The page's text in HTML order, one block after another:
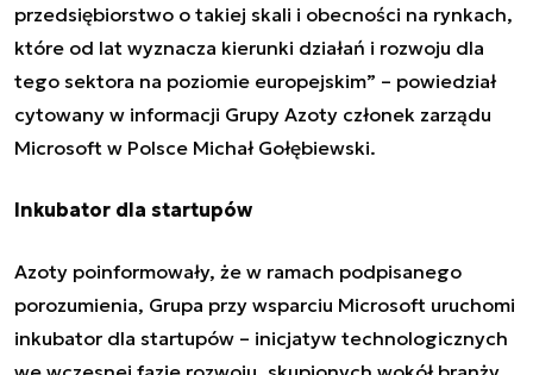
przedsiębiorstwo o takiej skali i obecności na rynkach,
które od lat wyznacza kierunki działań i rozwoju dla
tego sektora na poziomie europejskim” – powiedział
cytowany w informacji Grupy Azoty członek zarządu
Microsoft w Polsce Michał Gołębiewski.
Inkubator dla startupów
Azoty poinformowały, że w ramach podpisanego
porozumienia, Grupa przy wsparciu Microsoft uruchomi
inkubator dla startupów – inicjatyw technologicznych